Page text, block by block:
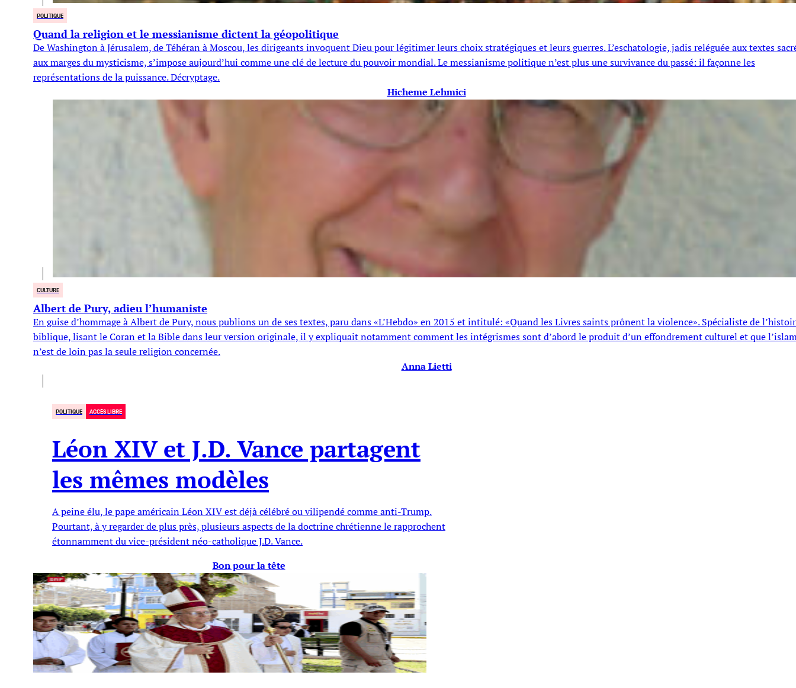
POLITIQUE
Quand la religion et le messianisme dictent la géopolitique
De Washington à Jérusalem, de Téhéran à Moscou, les dirigeants invoquent Dieu pour légitimer leurs choix stratégiques et leurs guerres. L’eschatologie, jadis reléguée aux textes
aux marges du mysticisme, s’impose aujourd’hui comme une clé de lecture du pouvoir mondial. Le messianisme politique n’est plus une survivance du passé: il façonne les
représentations de la puissance. Décryptage.
Hicheme Lehmici
CULTURE
Albert de Pury, adieu l’humaniste
En guise d’hommage à Albert de Pury, nous publions un de ses textes, paru dans «L’Hebdo» en 2015 et intitulé: «Quand les Livres saints prônent la violence». Spécialiste de
biblique, lisant le Coran et la Bible dans leur version originale, il y expliquait notamment comment les intégrismes sont d’abord le produit d’un effondrement culturel et que
n’est de loin pas la seule religion concernée.
Anna Lietti
POLITIQUE ACCÈS LIBRE
Léon XIV et J.D. Vance partagent
les mêmes modèles
A peine élu, le pape américain Léon XIV est déjà célébré ou vilipendé comme anti-Trump.
Pourtant, à y regarder de plus près, plusieurs aspects de la doctrine chrétienne le rapprochent
étonnamment du vice-président néo-catholique J.D. Vance.
Bon pour la tête